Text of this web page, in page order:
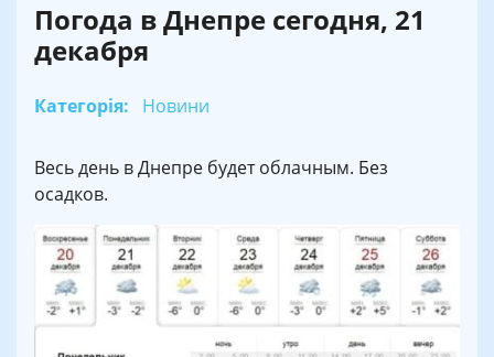
Погода в Днепре сегодня, 21
декабря
Категорія: Новини
Весь день в Днепре будет облачным. Без
осадков.